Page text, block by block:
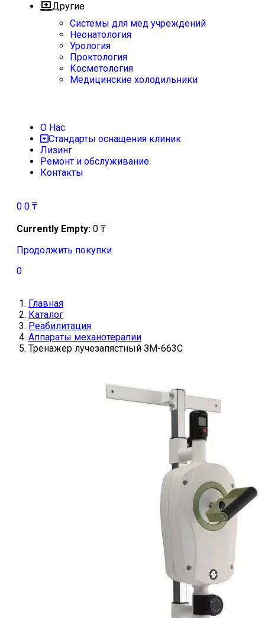
Другие
Системы для мед учреждений
Неонатология
Урология
Проктология
Косметология
Медицинские холодильники
О Нас
Стандарты оснащения клиник
Лизинг
Ремонт и обслуживание
Контакты
0 0 ₸
Currently Empty: 0 ₸
Продолжить покупки
0
Главная
Каталог
Реабилитация
Аппараты механотерапии
Тренажер лучезапястный ЗМ-663C